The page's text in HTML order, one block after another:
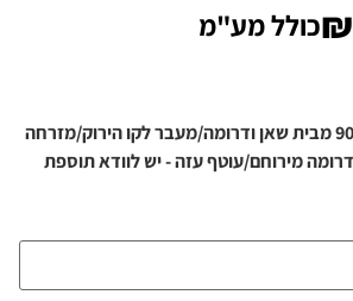
₪כולל מע"מ
*יישובים באיזור כביש 90 מבית שאן ודרומה/מעבר לקו הירוק/מזרחה
דרומה מירוחם/עוטף עזה - יש לוודא תוספת